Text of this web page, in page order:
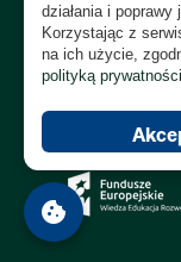
cookie
działania i poprawy
Korzystając z
na ich użycie,
polityką prywatności